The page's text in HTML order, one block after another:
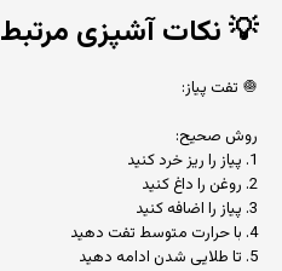
💡نکات آشپزی مرتبط
🧅 تفت پیاز:
روش صحیح:
1. پیاز را ریز خرد کنید
2. روغن را داغ کنید
3. پیاز را اضافه کنید
4. با حرارت متوسط تفت دهید
5. تا طلایی شدن ادامه دهید